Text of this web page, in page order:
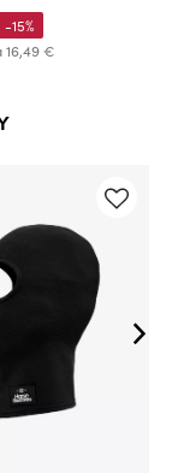
16,49 €
-15%